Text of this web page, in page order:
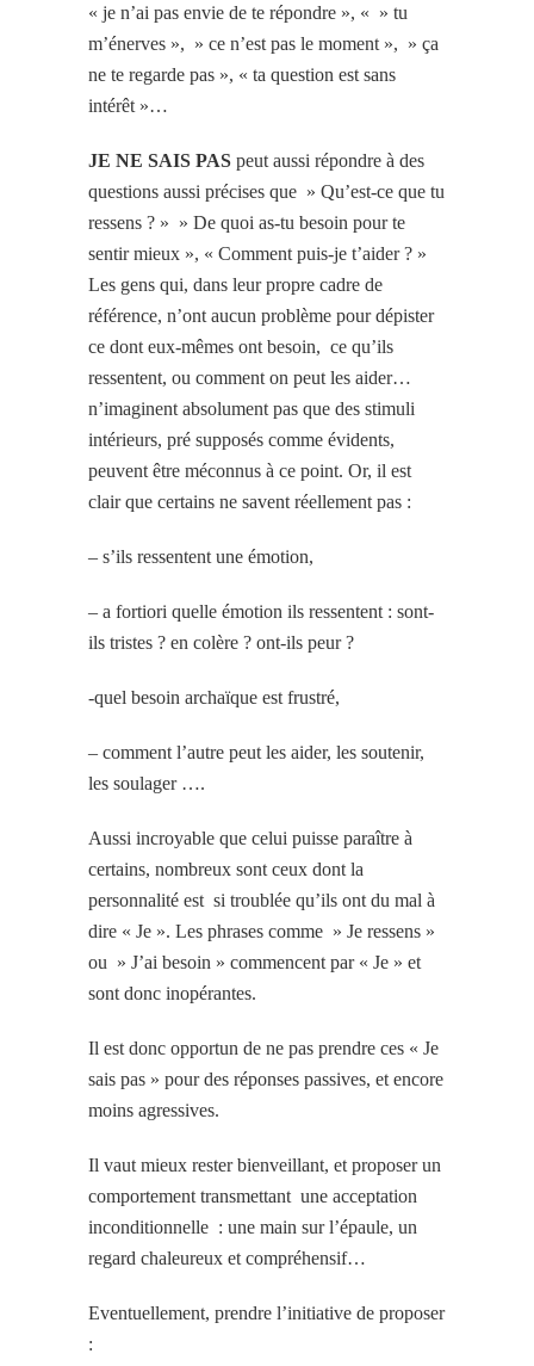
« je n’ai pas envie de te répondre », « » tu
m’énerves », » ce n’est pas le moment », » ça
ne te regarde pas », « ta question est sans
intérêt »…
JE NE SAIS PAS peut aussi répondre à des
questions aussi précises que » Qu’est-ce que tu
ressens ? » » De quoi as-tu besoin pour te
sentir mieux », « Comment puis-je t’aider ? »
Les gens qui, dans leur propre cadre de
référence, n’ont aucun problème pour dépister
ce dont eux-mêmes ont besoin, ce qu’ils
ressentent, ou comment on peut les aider…
n’imaginent absolument pas que des stimuli
intérieurs, pré supposés comme évidents,
peuvent être méconnus à ce point. Or, il est
clair que certains ne savent réellement pas :
– s’ils ressentent une émotion,
– a fortiori quelle émotion ils ressentent : sont-
ils tristes ? en colère ? ont-ils peur ?
-quel besoin archaïque est frustré,
– comment l’autre peut les aider, les soutenir,
les soulager ….
Aussi incroyable que celui puisse paraître à
certains, nombreux sont ceux dont la
personnalité est si troublée qu’ils ont du mal à
dire « Je ». Les phrases comme » Je ressens »
ou » J’ai besoin » commencent par « Je » et
sont donc inopérantes.
Il est donc opportun de ne pas prendre ces « Je
sais pas » pour des réponses passives, et encore
moins agressives.
Il vaut mieux rester bienveillant, et proposer un
comportement transmettant une acceptation
inconditionnelle : une main sur l’épaule, un
regard chaleureux et compréhensif…
Eventuellement, prendre l’initiative de proposer
: